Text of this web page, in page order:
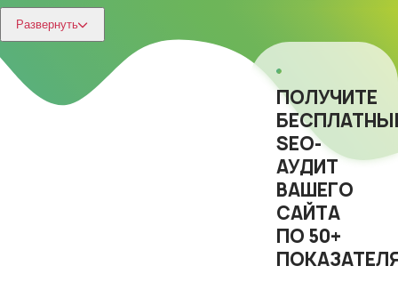
Развернуть
ПОЛУЧИТЕ
SEO-
АУДИТ
ВАШЕГО
САЙТА
ПО 50+